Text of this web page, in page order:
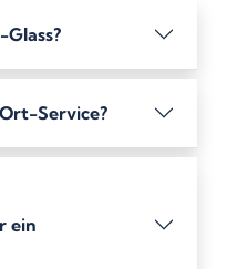
Service?
ein